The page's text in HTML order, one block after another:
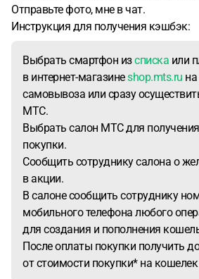
Отправьте фото, мне в чат.
Инструкция для получения кэшбэк:
Выбрать смартфон изсписка или
в интернет-магазинеshop.mts.ru
самовывоза или сразу
МТС.
Выбрать салон МТС для
покупки.
Сообщить сотруднику салона о
в акции.
В салоне сообщить сотруднику
мобильного телефона любого
для создания и пополнения
После оплаты покупки получить
от стоимости покупки* на